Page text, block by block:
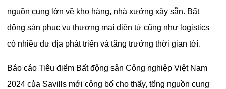
nguồn cung lớn về kho hàng, nhà xưởng xây sẵn. Bất
động sản phục vụ thương mại điện tử cũng như logistics
có nhiều dư địa phát triển và tăng trưởng thời gian tới.
Báo cáo Tiêu điểm Bất động sản Công nghiệp Việt Nam
2024 của Savills mới công bố cho thấy, tổng nguồn cung